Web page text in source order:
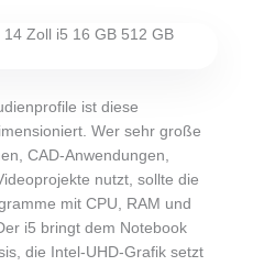
ist diese
Wer sehr große
CAD-Anwendungen,
nutzt, sollte die
mit CPU, RAM und
i5 bringt dem Notebook
die Intel-UHD-Grafik setzt